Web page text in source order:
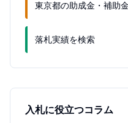
東京都の助成金・補助金
落札実績を検索
入札に役立つコラム